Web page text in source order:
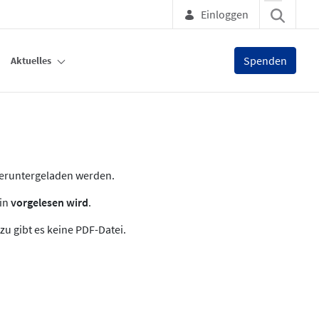
Einloggen
Aktuelles Spenden
werden.
vorgelesen wird.
gibt es keine PDF-Datei.